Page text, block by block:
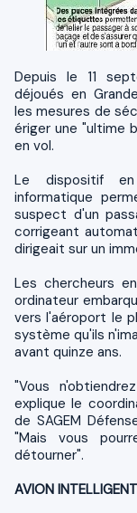
Depuis le 11 septembre 2001, à l'aube des attentats
déjoués en
les mesures de
ériger une "ultime
en vol.
Le dispositif
informatique
suspect d'un
corrigeant
dirigeait sur un
Les chercheurs
ordinateur
vers l'aéroport le
système qu'ils
avant quinze ans.
"Vous
explique le
de SAGEM
"Mais vous
détourner".
AVION INTELLIGENT